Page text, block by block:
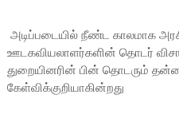
அடிப்படையில் நீண்ட காலமாக
ஊடகவியலாளர்களின் தொடர்
துறையினரின் பின் தொடரும்
கேள்விக்குறியாகின்றது